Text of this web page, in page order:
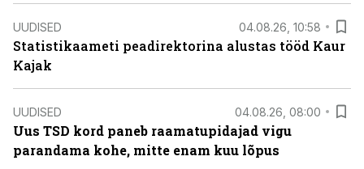
UUDISED 04.08.26, 10:58
Statistikaameti peadirektorina alustas tööd Kaur
Kajak
UUDISED 04.08.26, 08:00
Uus TSD kord paneb raamatupidajad vigu
parandama kohe, mitte enam kuu lõpus